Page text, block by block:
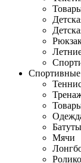
Батуты
Мячи